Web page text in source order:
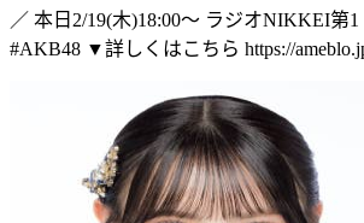
／ 本日2/19(木)18:00～ ラジオNIKKEI
#AKB48 ▼詳しくはこちら https://